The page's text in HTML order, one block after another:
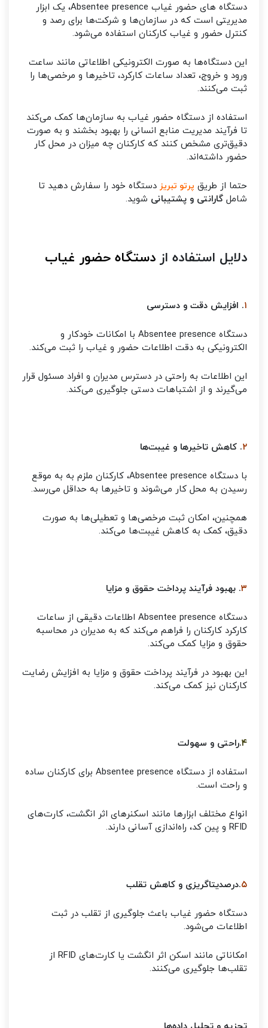
دستگاه های حضور غیاب Absentee presence، یک ابزار
مدیریتی است که در سازمان‌ها و شرکت‌ها برای رصد و
کنترل حضور و غیاب کارکنان استفاده می‌شود.
این دستگاه‌ها به صورت الکترونیکی اطلاعاتی مانند ساعت
ورود و خروج، تعداد ساعات کارکرد، تاخیرها و مرخصی‌ها را
ثبت می‌کنند.
استفاده از دستگاه حضور غیاب به سازمان‌ها کمک می‌کند
تا فرآیند مدیریت منابع انسانی را بهبود بخشند و به صورت
دقیق‌تری مشخص کنند که کارکنان چه میزان در محل کار
حضور داشته‌اند.
حتما از طریق پرتو تبریز دستگاه خود را سفارش دهید تا
شامل گارانتی و پشتیبانی شوید.
دلایل استفاده از دستگاه حضور غیاب
۱. افزایش دقت و دسترسی
دستگاه Absentee presence با امکانات خودکار و
الکترونیکی به دقت اطلاعات حضور و غیاب را ثبت می‌کند.
این اطلاعات به راحتی در دسترس مدیران و افراد مسئول قرار
می‌گیرند و از اشتباهات دستی جلوگیری می‌کند.
۲. کاهش تاخیرها و غیبت‌ها
با دستگاه Absentee presence، کارکنان ملزم به به موقع
رسیدن به محل کار می‌شوند و تاخیرها به حداقل می‌رسد.
همچنین، امکان ثبت مرخصی‌ها و تعطیلی‌ها به صورت
دقیق، کمک به کاهش غیبت‌ها می‌کند.
۳. بهبود فرآیند پرداخت حقوق و مزایا
دستگاه Absentee presence اطلاعات دقیقی از ساعات
کارکرد کارکنان را فراهم می‌کند که به مدیران در محاسبه
حقوق و مزایا کمک می‌کند.
این بهبود در فرآیند پرداخت حقوق و مزایا به افزایش رضایت
کارکنان نیز کمک می‌کند.
۴.راحتی و سهولت
استفاده از دستگاه Absentee presence برای کارکنان ساده
و راحت است.
انواع مختلف ابزارها مانند اسکنرهای اثر انگشت، کارت‌های
RFID و پین کد، راه‌اندازی آسانی دارند.
۵.درصدیتاگریزی و کاهش تقلب
دستگاه حضور غیاب باعث جلوگیری از تقلب در ثبت
اطلاعات می‌شود.
امکاناتی مانند اسکن اثر انگشت یا کارت‌های RFID از
تقلب‌ها جلوگیری می‌کنند.